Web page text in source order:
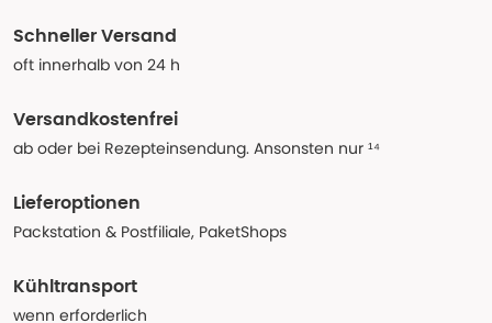
Schneller Versand
oft innerhalb von 24 h
Versandkostenfrei
ab oder bei Rezepteinsendung. Ansonsten nur ¹⁴
Lieferoptionen
Packstation & Postfiliale, PaketShops
Kühltransport
wenn erforderlich